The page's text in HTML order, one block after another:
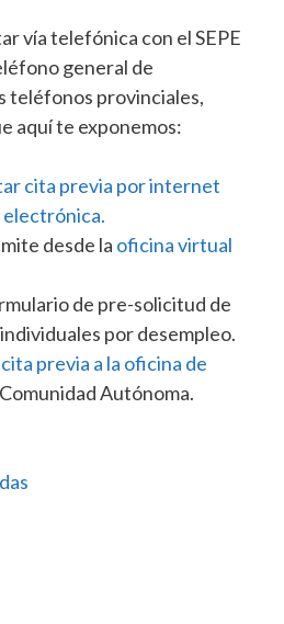
vía telefónica con el SEPE
general de
teléfonos provinciales,
aquí te exponemos:
cita previa por internet
electrónica.
desde la oficina virtual
de pre-solicitud de
por desempleo.
previa a la oficina de
Autónoma.